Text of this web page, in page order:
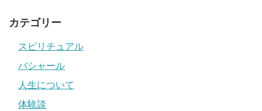
カテゴリー
スピリチュアル
バシャール
人生について
体験談